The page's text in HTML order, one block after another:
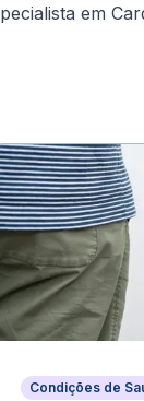
em
Condições de